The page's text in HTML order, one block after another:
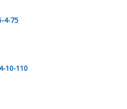
4-75
10-110